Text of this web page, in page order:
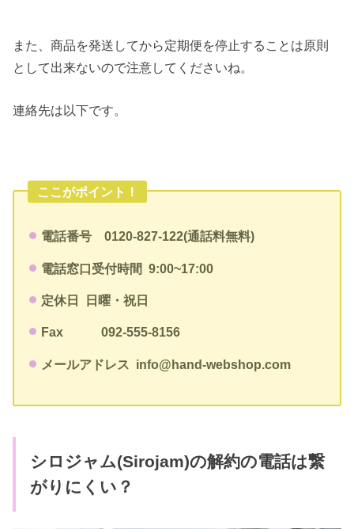
また、商品を発送してから定期便を停止することは原則
として出来ないので注意してくださいね。
連絡先は以下です。
ここがポイント！
電話番号 0120-827-122(通話料無料)
電話窓口受付時間 9:00~17:00
定休日 日曜・祝日
Fax 092-555-8156
メールアドレス info@hand-webshop.com
シロジャム(Sirojam)の解約の電話は繋
がりにくい？